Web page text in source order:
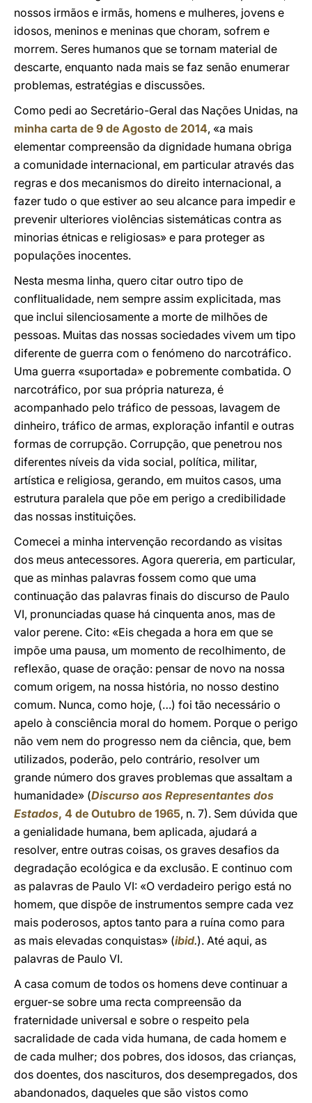
nossos irmãos e irmãs, homens e mulheres, jovens e
idosos, meninos e meninas que choram, sofrem e
morrem. Seres humanos que se tornam material de
descarte, enquanto nada mais se faz senão enumerar
problemas, estratégias e discussões.
Como pedi ao Secretário-Geral das Nações Unidas, na
minha carta de 9 de Agosto de 2014, «a mais
elementar compreensão da dignidade humana obriga
a comunidade internacional, em particular através das
regras e dos mecanismos do direito internacional, a
fazer tudo o que estiver ao seu alcance para impedir e
prevenir ulteriores violências sistemáticas contra as
minorias étnicas e religiosas» e para proteger as
populações inocentes.
Nesta mesma linha, quero citar outro tipo de
conflitualidade, nem sempre assim explicitada, mas
que inclui silenciosamente a morte de milhões de
pessoas. Muitas das nossas sociedades vivem um tipo
diferente de guerra com o fenómeno do narcotráfico.
Uma guerra «suportada» e pobremente combatida. O
narcotráfico, por sua própria natureza, é
acompanhado pelo tráfico de pessoas, lavagem de
dinheiro, tráfico de armas, exploração infantil e outras
formas de corrupção. Corrupção, que penetrou nos
diferentes níveis da vida social, política, militar,
artística e religiosa, gerando, em muitos casos, uma
estrutura paralela que põe em perigo a credibilidade
das nossas instituições.
Comecei a minha intervenção recordando as visitas
dos meus antecessores. Agora quereria, em particular,
que as minhas palavras fossem como que uma
continuação das palavras finais do discurso de Paulo
VI, pronunciadas quase há cinquenta anos, mas de
valor perene. Cito: «Eis chegada a hora em que se
impõe uma pausa, um momento de recolhimento, de
reflexão, quase de oração: pensar de novo na nossa
comum origem, na nossa história, no nosso destino
comum. Nunca, como hoje, (…) foi tão necessário o
apelo à consciência moral do homem. Porque o perigo
não vem nem do progresso nem da ciência, que, bem
utilizados, poderão, pelo contrário, resolver um
grande número dos graves problemas que assaltam a
humanidade» (Discurso aos Representantes dos
Estados, 4 de Outubro de 1965, n. 7). Sem dúvida que
a genialidade humana, bem aplicada, ajudará a
resolver, entre outras coisas, os graves desafios da
degradação ecológica e da exclusão. E continuo com
as palavras de Paulo VI: «O verdadeiro perigo está no
homem, que dispõe de instrumentos sempre cada vez
mais poderosos, aptos tanto para a ruína como para
as mais elevadas conquistas» (ibid.). Até aqui, as
palavras de Paulo VI.
A casa comum de todos os homens deve continuar a
erguer-se sobre uma recta compreensão da
fraternidade universal e sobre o respeito pela
sacralidade de cada vida humana, de cada homem e
de cada mulher; dos pobres, dos idosos, das crianças,
dos doentes, dos nascituros, dos desempregados, dos
abandonados, daqueles que são vistos como